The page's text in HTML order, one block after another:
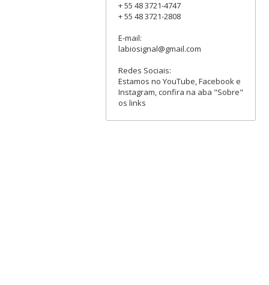
+ 55 48 3721-4747
+ 55 48 3721-2808
E-mail:
labiosignal@gmail.com
Redes Sociais:
Estamos no YouTube, Facebook e
Instagram, confira na aba "Sobre"
os links